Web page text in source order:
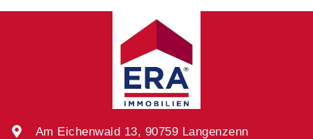
Am Eichenwald 13, 90759 Langenzenn